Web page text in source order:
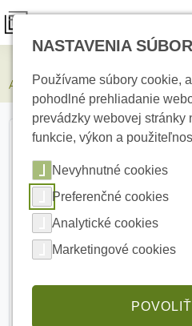
AJAX JunctionBox 118×59 White
NASTAVENIA
Používame súbory cookie,
pohodlné prehliadanie
prevádzky webovej stránky
funkcie, výkon a
Nevyhnutné cookies
Preferenčné cookies
Analytické cookies
Marketingové cookies